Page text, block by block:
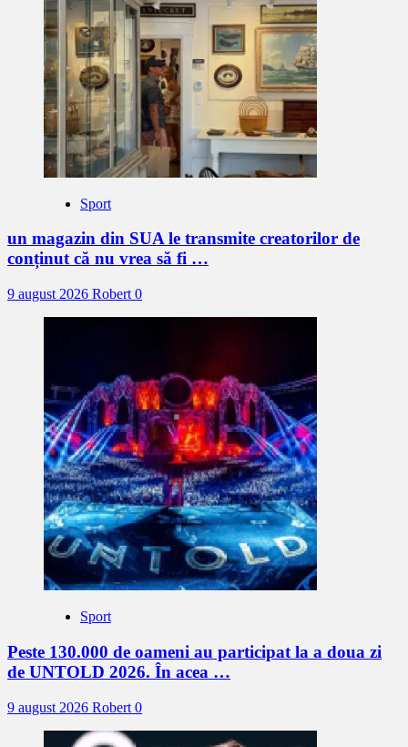
Sport
un magazin din SUA le transmite creatorilor de
conținut că nu vrea să fi …
9 august 2026 Robert 0
Sport
Peste 130.000 de oameni au participat la a doua zi
de UNTOLD 2026. În acea …
9 august 2026 Robert 0